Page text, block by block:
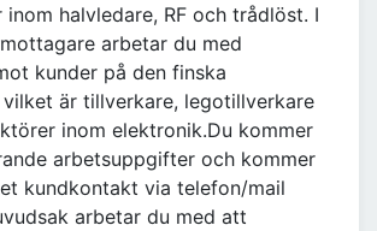
inom halvledare, RF och trådlöst. I
arbetar du med
kunder på den finska
vilket är tillverkare, legotillverkare
inom elektronik.Du kommer
arbetsuppgifter och kommer
kundkontakt via telefon/mail
arbetar du med att